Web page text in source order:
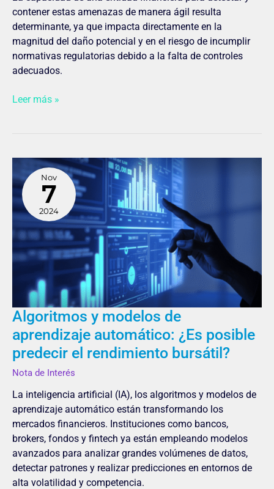
contener estas amenazas de manera ágil resulta
determinante, ya que impacta directamente en la
magnitud del daño potencial y en el riesgo de incumplir
normativas regulatorias debido a la falta de controles
adecuados.
Leer más »
Nov
7
2024
Algoritmos y modelos de
aprendizaje automático: ¿Es posible
predecir el rendimiento bursátil?
Nota de Interés
La inteligencia artificial (IA), los algoritmos y modelos de
aprendizaje automático están transformando los
mercados financieros. Instituciones como bancos,
brokers, fondos y fintech ya están empleando modelos
avanzados para analizar grandes volúmenes de datos,
detectar patrones y realizar predicciones en entornos de
alta volatilidad y competencia.
Algoritmos
y
modelos
de
aprendizaje
automático:
¿Es
predecir
rendimiento
bursátil?